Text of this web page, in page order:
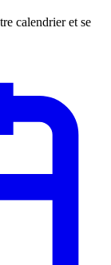
calendrier et se